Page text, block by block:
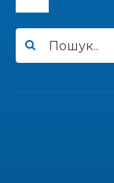
13:54
Солдат